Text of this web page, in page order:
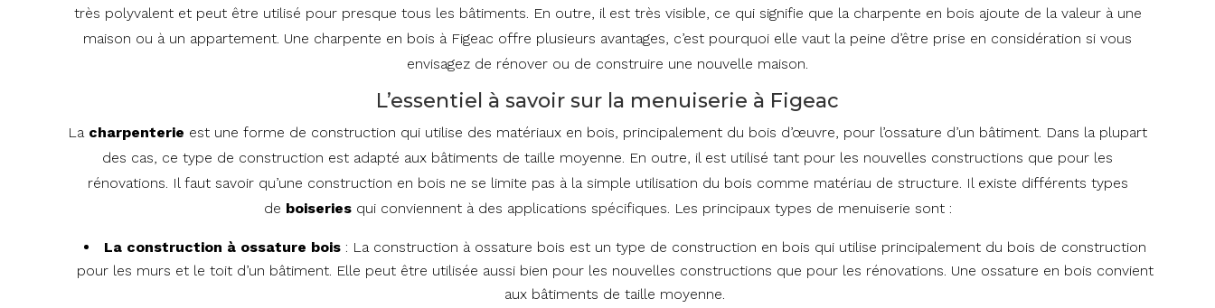
très polyvalent et peut être utilisé pour presque tous les bâtiments. En outre, il est très visible, ce qui signifie que la charpente en bois ajoute de la valeur à une
maison ou à un appartement. Une charpente en bois à Figeac offre plusieurs avantages, c’est pourquoi elle vaut la peine d’être prise en considération si vous
envisagez de rénover ou de construire une nouvelle maison.
L’essentiel à savoir sur la menuiserie à Figeac
La charpenterie est une forme de construction qui utilise des matériaux en bois, principalement du bois d’œuvre, pour l’ossature d’un bâtiment. Dans la plupart
des cas, ce type de construction est adapté aux bâtiments de taille moyenne. En outre, il est utilisé tant pour les nouvelles constructions que pour les
rénovations. Il faut savoir qu’une construction en bois ne se limite pas à la simple utilisation du bois comme matériau de structure. Il existe différents types
de boiseries qui conviennent à des applications spécifiques. Les principaux types de menuiserie sont :
La construction à ossature bois : La construction à ossature bois est un type de construction en bois qui utilise principalement du bois de construction
pour les murs et le toit d’un bâtiment. Elle peut être utilisée aussi bien pour les nouvelles constructions que pour les rénovations. Une ossature en bois convient
aux bâtiments de taille moyenne.